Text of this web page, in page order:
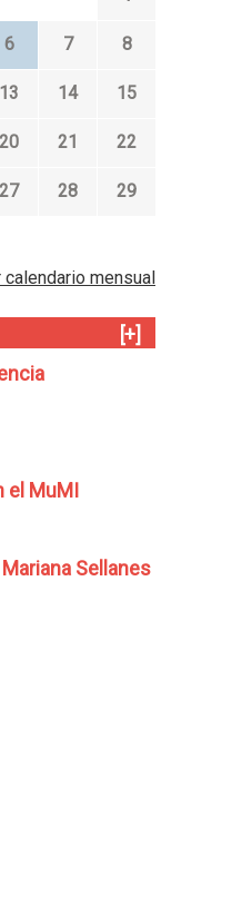
6 7 8
13 14 15
20 21 22
27 28 29
calendario mensual
[+]
el MuMI
Sellanes